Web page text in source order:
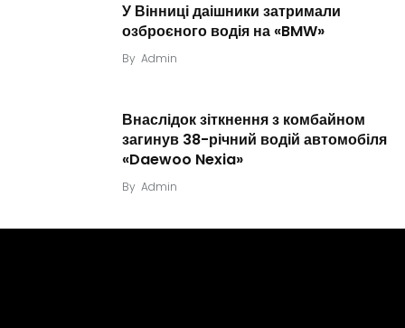
У Вінниці даішники затримали
озброєного водія на «BMW»
By Admin
Внаслідок зіткнення з комбайном
загинув 38-річний водій автомобіля
«Daewoo Nexia»
By Admin